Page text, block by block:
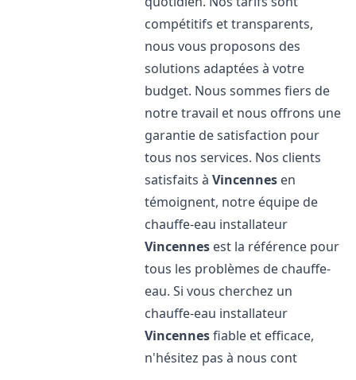
compétitifs et transparents,
nous vous proposons des
solutions adaptées à votre
budget. Nous sommes fiers de
notre travail et nous offrons une
garantie de satisfaction pour
tous nos services. Nos clients
satisfaits àVincennes en
témoignent, notre équipe de
chauffe-eau installateur
Vincennes est la référence pour
tous les problèmes de chauffe-
eau. Si vous cherchez un
chauffe-eau installateur
Vincennesfiable et efficace,
n'hésitez pas à nous cont